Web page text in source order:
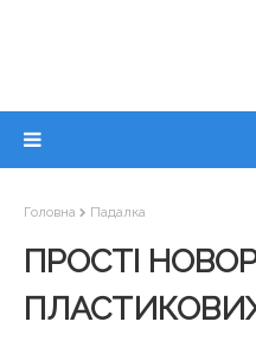
Головна Падалка
ПРОСТІ